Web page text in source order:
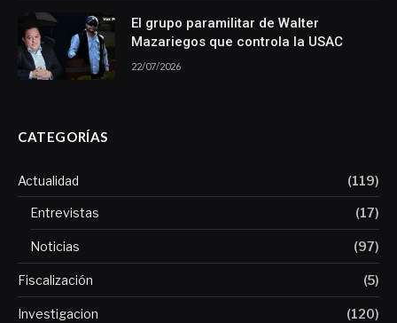
El grupo paramilitar de Walter
Mazariegos que controla la USAC
22/07/2026
CATEGORÍAS
Actualidad (119)
Entrevistas (17)
Noticias (97)
Fiscalización (5)
Investigacion (120)